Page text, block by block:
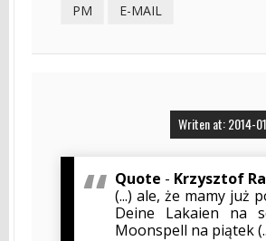
PM E-MAIL
Writen at: 2014-
Quote - Krzysztof
(...) ale, że mamy już
Deine Lakaien na
Moonspell na piątek